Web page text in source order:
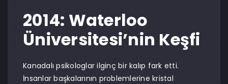
2014: Waterloo
Üniversitesi’nin Keşfi
Kanadalı psikologlar ilginç bir kalıp fark etti.
İnsanlar başkalarının problemlerine kristal